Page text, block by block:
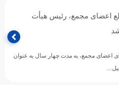
اعضای مجمع، رئیس هیأت
مجمع، به مدت چهار سال به عنوان